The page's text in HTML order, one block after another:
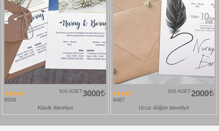
8506
3000
500 ADET
Klasik davetiye
8487
2000
500 ADET
Ucuz düğün davetiye